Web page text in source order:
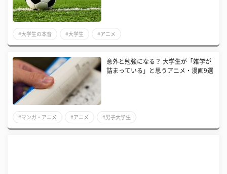
#大学生の本音 #大学生 #アニメ
意外と勉強になる？ 大学生が「雑学が
詰まっている」と思うアニメ・漫画9選
#マンガ・アニメ #アニメ #男子大学生